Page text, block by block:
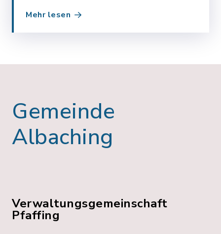
Mehr lesen
Gemeinde
Albaching
Verwaltungsgemeinschaft
Pfaffing